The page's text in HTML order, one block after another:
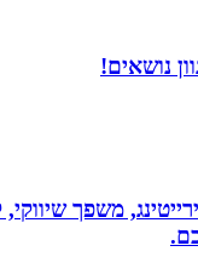
נושאים!
משפך